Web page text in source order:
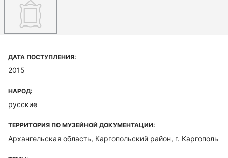
ДАТА ПОСТУПЛЕНИЯ:
2015
НАРОД:
русские
ТЕРРИТОРИЯ ПО МУЗЕЙНОЙ ДОКУМЕНТАЦИИ:
Архангельская область, Каргопольский район, г. Каргополь